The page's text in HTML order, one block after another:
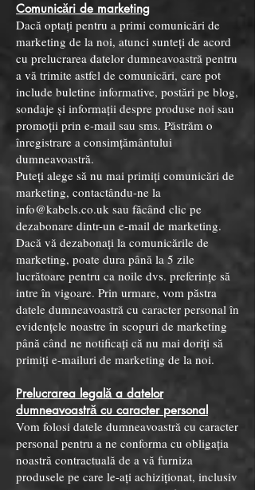
Comunicări de marketing
Dacă optați pentru a primi comunicări de
marketing de la noi, atunci sunteți de acord
cu prelucrarea datelor dumneavoastră pentru
a vă trimite astfel de comunicări, care pot
include buletine informative, postări pe blog,
sondaje și informații despre produse noi sau
promoții prin e-mail sau sms. Păstrăm o
înregistrare a consimțământului
dumneavoastră.
Puteți alege să nu mai primiți comunicări de
marketing, contactându-ne la
info@kabels.co.uk sau făcând clic pe
dezabonare dintr-un e-mail de marketing.
Dacă vă dezabonați la comunicările de
marketing, poate dura până la 5 zile
lucrătoare pentru ca noile dvs. preferințe să
intre în vigoare. Prin urmare, vom păstra
datele dumneavoastră cu caracter personal în
evidențele noastre în scopuri de marketing
până când ne notificați că nu mai doriți să
primiți e-mailuri de marketing de la noi.
Prelucrarea legală a datelor
dumneavoastră cu caracter personal
Vom folosi datele dumneavoastră cu caracter
personal pentru a ne conforma cu obligația
noastră contractuală de a vă furniza
produsele pe care le-ați achiziționat, inclusiv